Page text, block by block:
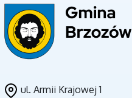
ul. Armii Krajowej 1